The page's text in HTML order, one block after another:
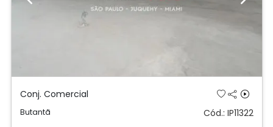
Previous Next
Conj. Comercial
Butantã
Cód.: IP11322